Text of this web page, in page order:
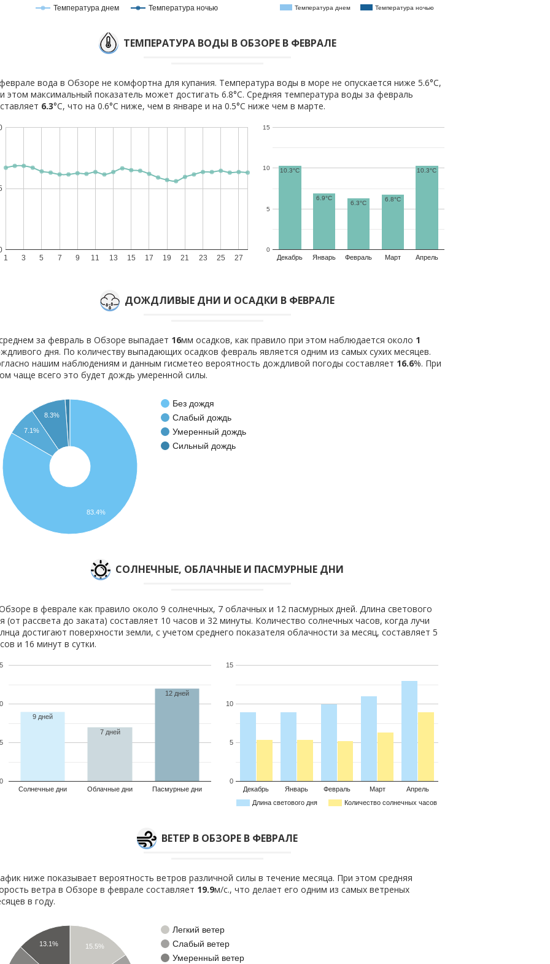
Температура днем Температура ночью Температура днем Температура ночью
ТЕМПЕРАТУРА ВОДЫ В ОБЗОРЕ В ФЕВРАЛЕ
вода в Обзоре не комфортна для купания. Температура воды в море не опускается ниже 5.6°C,
этом максимальный показатель может достигать 6.8°C. Средняя температура воды за февраль
6.3°C, что на 0.6°C ниже, чем в январе и на 0.5°C ниже чем в марте.
1 3 5 7 9 11 13 15 17 19 21 23 25 27 Декабрь Январь Февраль Март Апрель
0
5
10
15
10.3°C
6.9°C
6.3°C
6.8°C
10.3°C
ДОЖДЛИВЫЕ ДНИ И ОСАДКИ В ФЕВРАЛЕ
за февраль в Обзоре выпадает 16мм осадков, как правило при этом наблюдается около 1
дня. По количеству выпадающих осадков февраль является одним из самых сухих месяцев.
нашим наблюдениям и данным гисметео вероятность дождливой погоды составляет 16.6%. При
чаще всего это будет дождь умеренной силы.
Без дождя
Слабый дождь
Умеренный дождь
Сильный дождь
8.3%
7.1%
83.4%
CОЛНЕЧНЫЕ, ОБЛАЧНЫЕ И ПАСМУРНЫЕ ДНИ
в феврале как правило около 9 солнечных, 7 облачных и 12 пасмурных дней. Длина светового
(от рассвета до заката) составляет 10 часов и 32 минуты. Количество солнечных часов, когда лучи
достигают поверхности земли, с учетом среднего показателя облачности за месяц, составляет 5
и 16 минут в сутки.
Солнечные дни Облачные дни Пасмурные дни
0
5
9 дней
7 дней
12 дней
Длина светового дня Количество солнечных часов
Декабрь Январь Февраль Март Апрель
0
5
10
15
ВЕТЕР В ОБЗОРЕ В ФЕВРАЛЕ
ниже показывает вероятность ветров различной силы в течение месяца. При этом средняя
ветра в Обзоре в феврале составляет 19.9м/с., что делает его одним из самых ветреных
в году.
Легкий ветер
Слабый ветер
Умеренный ветер
15.5%
13.1%